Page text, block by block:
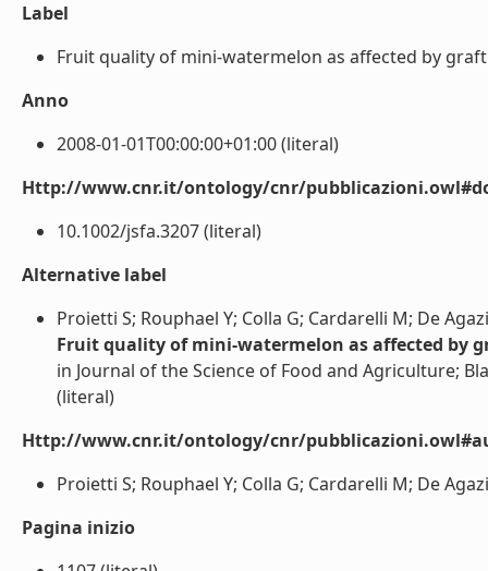
Label
Fruit quality of mini-watermelon as affected by
Anno
2008-01-01T00:00:00+01:00 (literal)
Http://www.cnr.it/ontology/cnr/
10.1002/jsfa.3207 (literal)
Alternative label
Proietti S; Rouphael Y; Colla G; Cardarelli M; De
Fruit quality of mini-watermelon as affected by
in Journal of the Science of Food and Agriculture;
(literal)
Http://www.cnr.it/ontology/cnr/
Proietti S; Rouphael Y; Colla G; Cardarelli M; De
Pagina inizio